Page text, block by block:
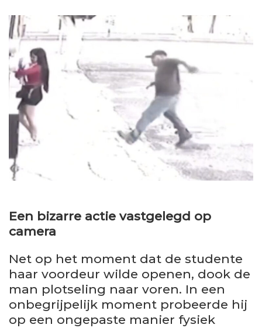
Een bizarre actie vastgelegd op
camera
Net op het moment dat de studente
haar voordeur wilde openen, dook de
man plotseling naar voren. In een
onbegrijpelijk moment probeerde hij
op een ongepaste manier fysiek